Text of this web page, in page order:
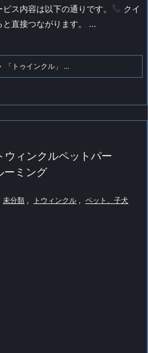
ス内容は以下の通りです。
クイ
直接つながります。 ...
「トゥインクル」 ...
ィンクルペットパー
ーミング
未分類 , トウィンクル , ペット、子犬